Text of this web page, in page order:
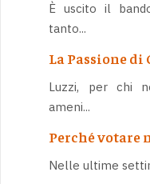
È uscito il
tanto...
La Passione di
Luzzi, per chi
ameni...
Perché votare
Nelle ultime